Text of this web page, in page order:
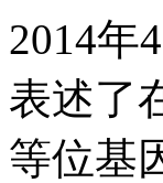
2014年
表述了
等位基